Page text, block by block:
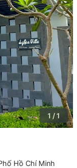
1 / 1
Hồ Chí Minh